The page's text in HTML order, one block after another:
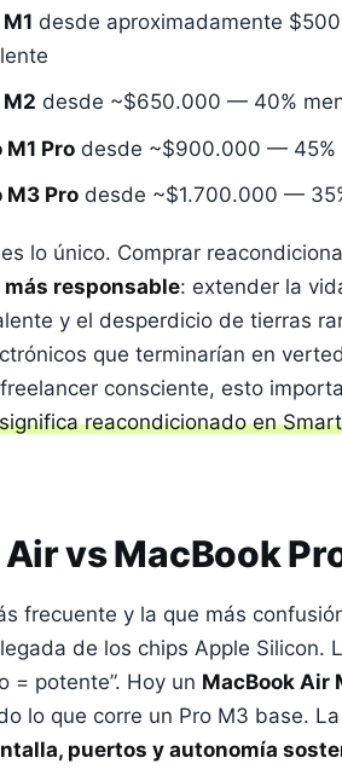
desde aproximadamente
desde ~$650.000 — 40%
M1 Pro desde ~$900.000 — 45%
M3 Pro desde ~$1.700.000 —
lo único. Comprar
responsable: extender la
y el desperdicio de tierras
que terminarían en
consciente, esto
reacondicionado en
vs MacBook
frecuente y la que más
de los chips Apple Silicon.
= potente”. Hoy un MacBook Air
lo que corre un Pro M3 base.
puertos y autonomía